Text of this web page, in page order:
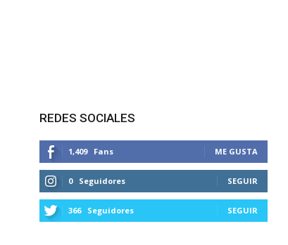
REDES SOCIALES
1,409 Fans ME GUSTA
0 Seguidores SEGUIR
366 Seguidores SEGUIR